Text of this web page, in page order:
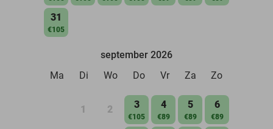
31
€105
september 2026
Ma
Di Wo Do Vr Za Zo
1 2 3
€105
4
€89
5
€89
6
€89